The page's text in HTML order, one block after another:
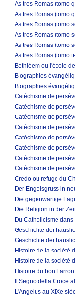
As tres Romas (tomo
As tres Romas (tomo
As tres Romas (tomo
As tres Romas (tomo
As tres Romas (tomo
As tres Romas (tomo
Bethléem ou l'école
Biographies
Biographies
Catéchisme de
Catéchisme de
Catéchisme de
Catéchisme de
Catéchisme de
Catéchisme de
Catéchisme de
Catéchisme de
Credo ou refuge du
Der Engelsgruss in
Die gegenwärtige
Die Religion in der
Du Catholicisme dans
Geschichte der
Geschichte der
Histoire de la société
Histoire de la société
Histoire du bon Larron
Il Segno della Croce
L'Angelus au XIXe